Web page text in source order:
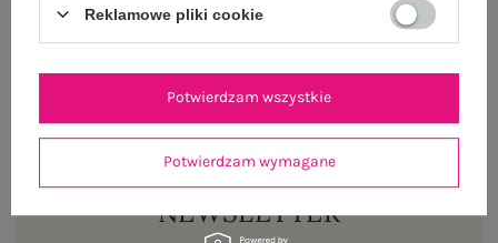
NEWSLETTER
Reklamowe pliki cookie
Potwierdzam wymagane
Potwierdzam wszystkie